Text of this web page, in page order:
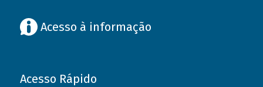
Acesso à informação
Acesso Rápido